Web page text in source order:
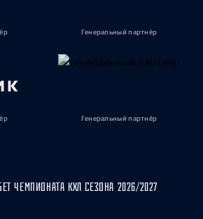
Генеральный партнёр
Генеральный партнёр
ЧЕМПИОНАТА КХЛ СЕЗОНА 2026/2027